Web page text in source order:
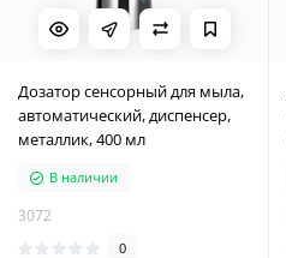
Дозатор сенсорный для мыла,
автоматический, диспенсер,
металлик, 400 мл
В наличии
3072
0